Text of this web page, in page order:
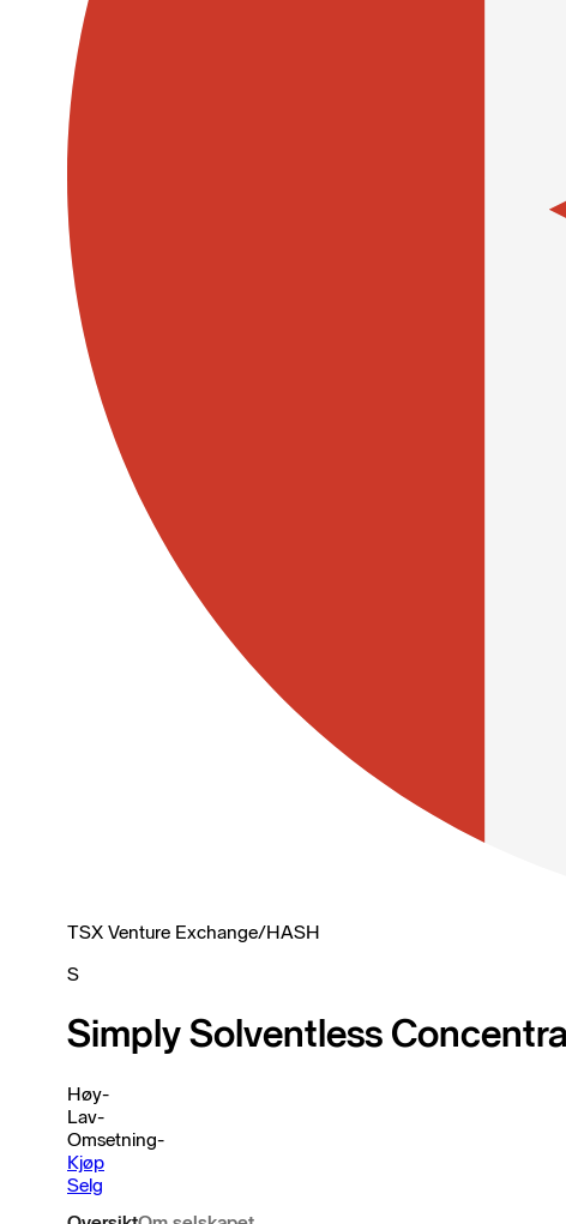
TSX Venture Exchange/HASH
S
Simply Solventless
Høy-
Lav-
Omsetning-
Kjøp
Selg